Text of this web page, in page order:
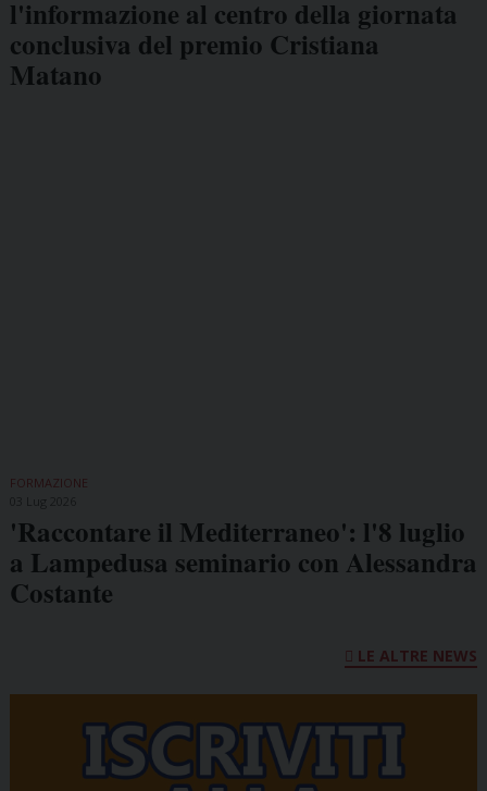
l'informazione al centro della giornata
conclusiva del premio Cristiana
Matano
FORMAZIONE
'Raccontare il Mediterraneo': l'8 luglio
a Lampedusa seminario con Alessandra
Costante
LE ALTRE NEWS